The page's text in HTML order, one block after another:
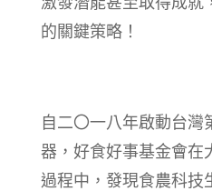
的關鍵策略！
自二〇一八年啟動台灣
器，好食好事基金會在
過程中，發現食農科技